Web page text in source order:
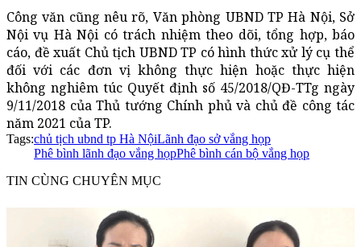
Công văn cũng nêu rõ, Văn phòng UBND TP Hà Nội, Sở
Nội vụ Hà Nội có trách nhiệm theo dõi, tổng hợp, báo
cáo, đề xuất Chủ tịch UBND TP có hình thức xử lý cụ thể
đối với các đơn vị không thực hiện hoặc thực hiện
không nghiêm túc Quyết định số 45/2018/QĐ-TTg ngày
9/11/2018 của Thủ tướng Chính phủ và chủ đề công tác
năm 2021 của TP.
Tags:chủ tịch ubnd tp Hà NộiLãnh đạo sở vắng họp
Phê bình lãnh đạo vắng họpPhê bình cán bộ vắng họp
TIN CÙNG CHUYÊN MỤC